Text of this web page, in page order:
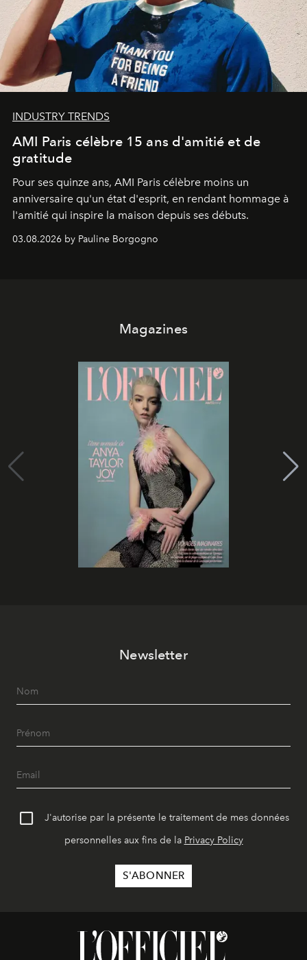
INDUSTRY TRENDS
AMI Paris célèbre 15 ans d'amitié et de
gratitude
Pour ses quinze ans, AMI Paris célèbre moins un
anniversaire qu'un état d'esprit, en rendant hommage à
l'amitié qui inspire la maison depuis ses débuts.
03.08.2026 by Pauline Borgogno
Magazines
Newsletter
J'autorise par la présente le traitement de mes données
personnelles aux fins de la Privacy Policy